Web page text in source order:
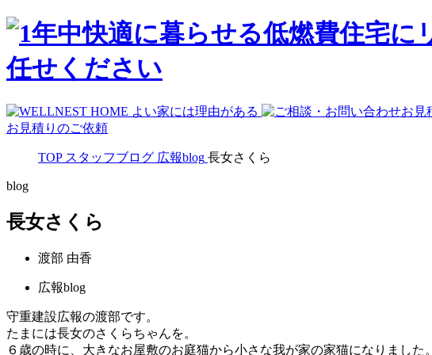
お見積りのご依頼
TOP スタッフブログ 広報blog 長女さくら
blog
長女さくら
渡部 由香
広報blog
守重建設広報の渡部です。
たまには長女のさくらちゃんを。
６歳の時に、大きなお屋敷のお庭猫から小さな我が家の家猫になりました。